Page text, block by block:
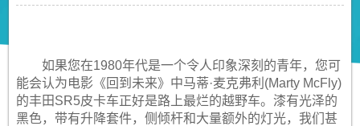
如果您在1980年代是一个令人印象深刻的青年，您可
能会认为电影《回到未来》中马蒂·麦克弗利(Marty McFly)
的丰田SR5皮卡车正好是路上最烂的越野车。漆有光泽的
黑色，带有升降套件，侧倾杆和大量额外的灯光，我们甚